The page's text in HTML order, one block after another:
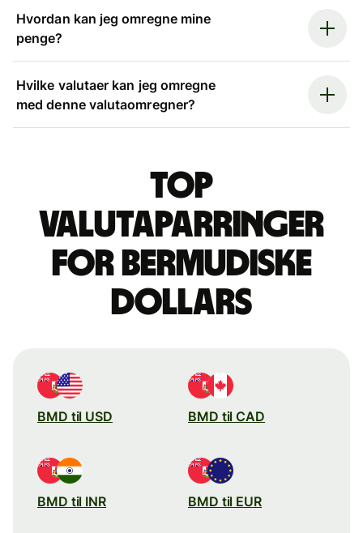
Hvordan kan jeg omregne mine
penge?
Hvilke valutaer kan jeg omregne
med denne valutaomregner?
Top
valutaparringer
for bermudiske
dollars
BMD til USD BMD til CAD
BMD til INR BMD til EUR